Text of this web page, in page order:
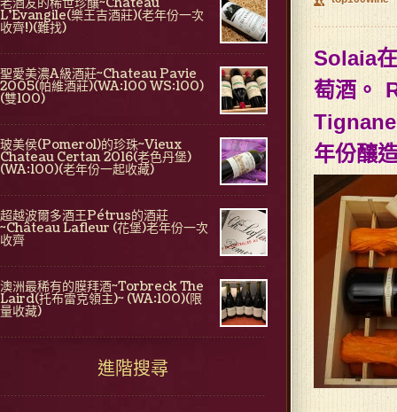
L'Evangile(樂王吉酒莊)(老年份一次
收齊!)(難找)
聖愛美濃A級酒莊~Chateau Pavie
2005(帕維酒莊)(WA:100 WS:100)
(雙100)
玻美侯(Pomerol)的珍珠~Vieux
Chateau Certan 2016(老色丹堡)
(WA:100)(老年份一起收藏)
超越波爾多酒王Pétrus的酒莊
~Château Lafleur (花堡)老年份一次
收齊
澳洲最稀有的膜拜酒~Torbreck The
Laird(托布雷克領主)~ (WA:100)(限
量收藏)
進階搜尋
Solaia
萄酒。
年份釀